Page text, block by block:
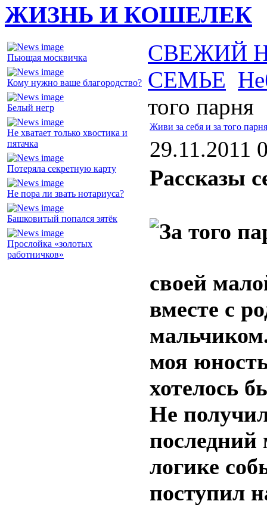
ЖИЗНЬ И КОШЕЛЕК
Пьющая москвичка
Кому нужно ваше благородство?
Белый негр
Не хватает только хвостика и
пятачка
Потеряла секретную карту
Не пора ли звать нотариуса?
Башковитый попался зятёк
Прослойка «золотых
работничков»
СВЕЖИЙ
СЕМЬЕ
того парня
Живи за себя и за того парня
29.11.2011
Рассказы
своей
вместе с
моя
хотелось
Не
последний
логике
поступил